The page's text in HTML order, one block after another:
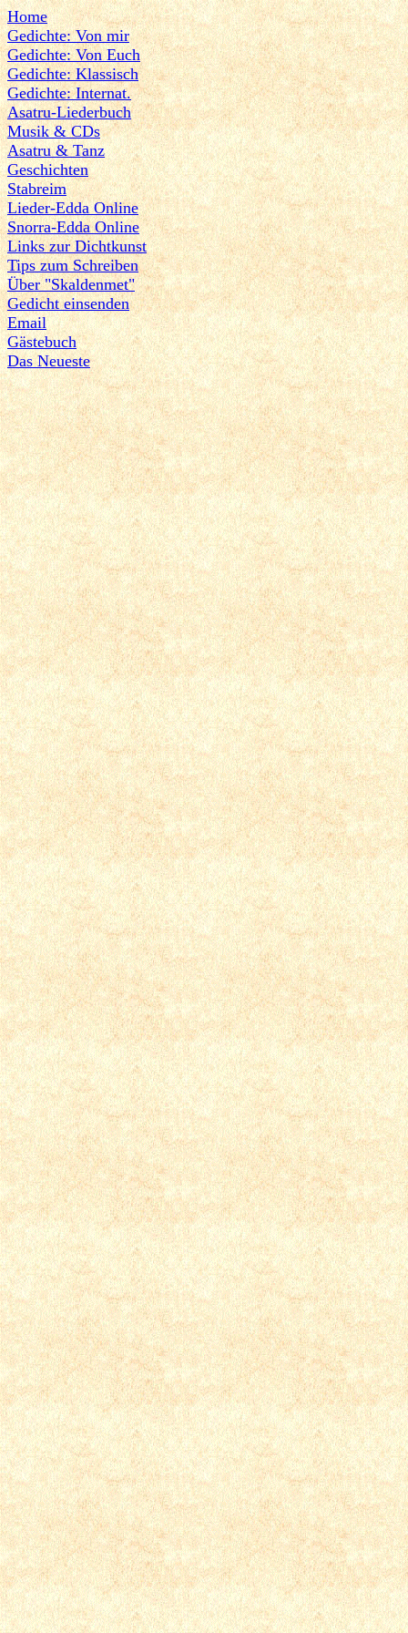
Home
Gedichte: Von mir
Gedichte: Von Euch
Gedichte: Klassisch
Gedichte: Internat.
Asatru-Liederbuch
Musik & CDs
Asatru & Tanz
Geschichten
Stabreim
Lieder-Edda Online
Snorra-Edda Online
Links zur Dichtkunst
Tips zum Schreiben
Über "Skaldenmet"
Gedicht einsenden
Email
Gästebuch
Das Neueste